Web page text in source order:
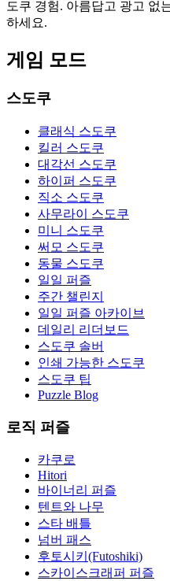
도쿠 경험. 아름답고 광고 없
하세요.
게임 모드
스도쿠
클래식 스도쿠
킬러 스도쿠
대각선 스도쿠
하이퍼 스도쿠
직소 스도쿠
사무라이 스도쿠
미니 스도쿠
써모 스도쿠
동물 스도쿠
일일 퍼즐
주간 챌린지
일일 퍼즐 아카이브
데일리 리더보드
스도쿠 솔버
인쇄 가능한 스도쿠
스도쿠 팁
Puzzle Blog
로직 퍼즐
카쿠로
Hitori
바이너리 퍼즐
텐트와 나무
스타 배틀
넘버 패스
후토시키(Futoshiki)
스카이스크래퍼 퍼즐